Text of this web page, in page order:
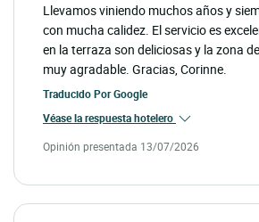
Llevamos viniendo muchos años y
con mucha calidez. El servicio es
en la terraza son deliciosas y la zona
muy agradable. Gracias, Corinne.
Traducido PorGoogle
Véase la respuesta hotelero
Opinión presentada 13/07/2026